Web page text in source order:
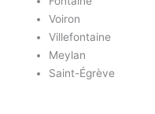
Voiron
Villefontaine
Meylan
Saint-Égrève